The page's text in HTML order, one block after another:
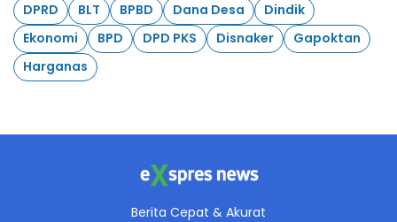
DPRD
BLT BPBD Dana Desa
Dindik
Ekonomi
BPD DPD PKS Disnaker
Gapoktan
Harganas
Berita Cepat & Akurat